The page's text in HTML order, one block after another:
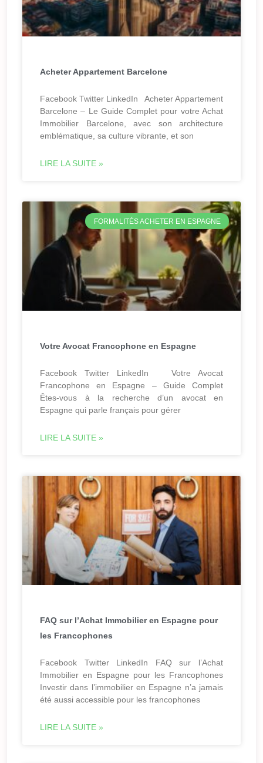
Acheter Appartement Barcelone
Facebook Twitter LinkedIn Acheter Appartement
Barcelone – Le Guide Complet pour votre Achat
Immobilier Barcelone, avec son architecture
emblématique, sa culture vibrante, et son
LIRE LA SUITE »
FORMALITÉS ACHETER EN ESPAGNE
Votre Avocat Francophone en Espagne
Facebook Twitter LinkedIn Votre Avocat
Francophone en Espagne – Guide Complet
Êtes-vous à la recherche d’un avocat en
Espagne qui parle français pour gérer
LIRE LA SUITE »
FAQ sur l’Achat Immobilier en Espagne pour
les Francophones
Facebook Twitter LinkedIn FAQ sur l’Achat
Immobilier en Espagne pour les Francophones
Investir dans l’immobilier en Espagne n’a jamais
été aussi accessible pour les francophones
LIRE LA SUITE »